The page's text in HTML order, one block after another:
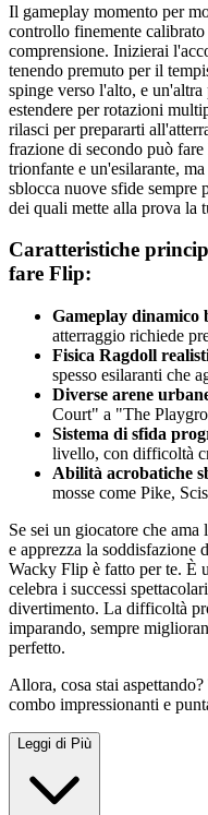
Il gameplay momento per
controllo finemente
comprensione. Inizierai
tenendo premuto per il
spinge verso l'alto, e
estendere per rotazioni
rilasci per prepararti
frazione di secondo può
trionfante e un'esilarante,
sblocca nuove sfide
dei quali mette alla prova la
Caratteristiche
fare Flip:
Gameplay dinamico
atterraggio richiede
Fisica Ragdoll
spesso esilaranti che
Diverse arene
Court" a "The
Sistema di sfida
livello, con difficoltà
Abilità acrobatiche
mosse come Pike,
Se sei un giocatore che
e apprezza la soddisfazione
Wacky Flip è fatto per te. È
celebra i successi
divertimento. La difficoltà
imparando, sempre
perfetto.
Allora, cosa stai
combo impressionanti e
Leggi di Più